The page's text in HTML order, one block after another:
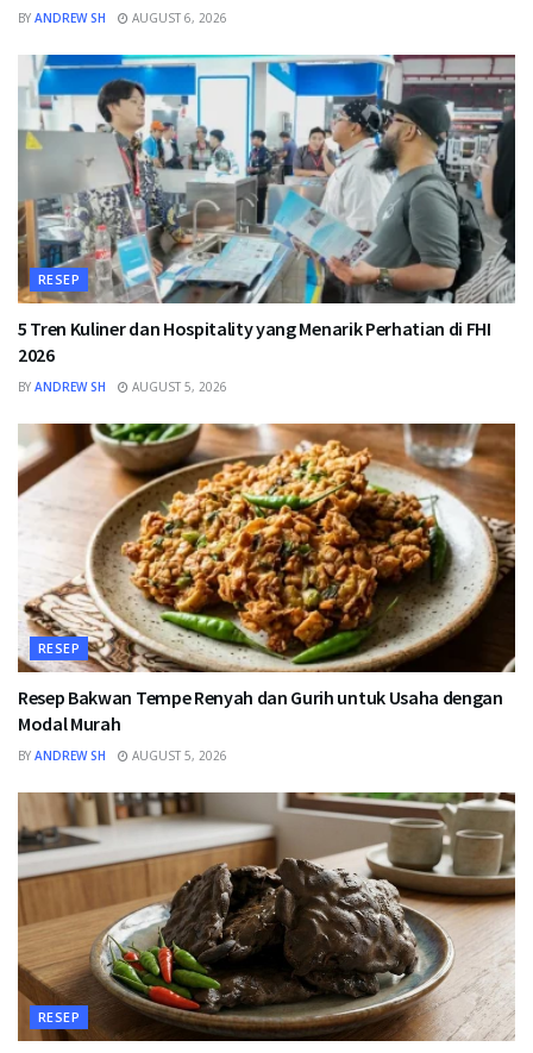
BY ANDREW SH AUGUST 6, 2026
RESEP
5 Tren Kuliner dan Hospitality yang Menarik Perhatian di FHI
2026
BY ANDREW SH AUGUST 5, 2026
RESEP
Resep Bakwan Tempe Renyah dan Gurih untuk Usaha dengan
Modal Murah
BY ANDREW SH AUGUST 5, 2026
RESEP